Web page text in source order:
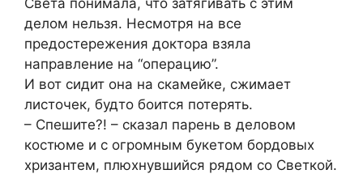
делом нельзя. Несмотря на все
предостережения доктора взяла
направление на “операцию”.
И вот сидит она на скамейке, сжимает
листочек, будто боится потерять.
– Спешите?! – сказал парень в деловом
костюме и с огромным букетом бордовых
хризантем, плюхнувшийся рядом со Светкой.